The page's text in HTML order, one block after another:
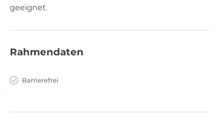
geeignet.
Rahmendaten
Barrierefrei